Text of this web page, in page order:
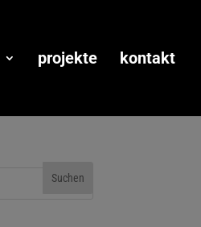
projekte kontakt